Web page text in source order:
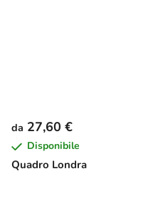
Quadro Londra
da 27,60 €
Disponibile